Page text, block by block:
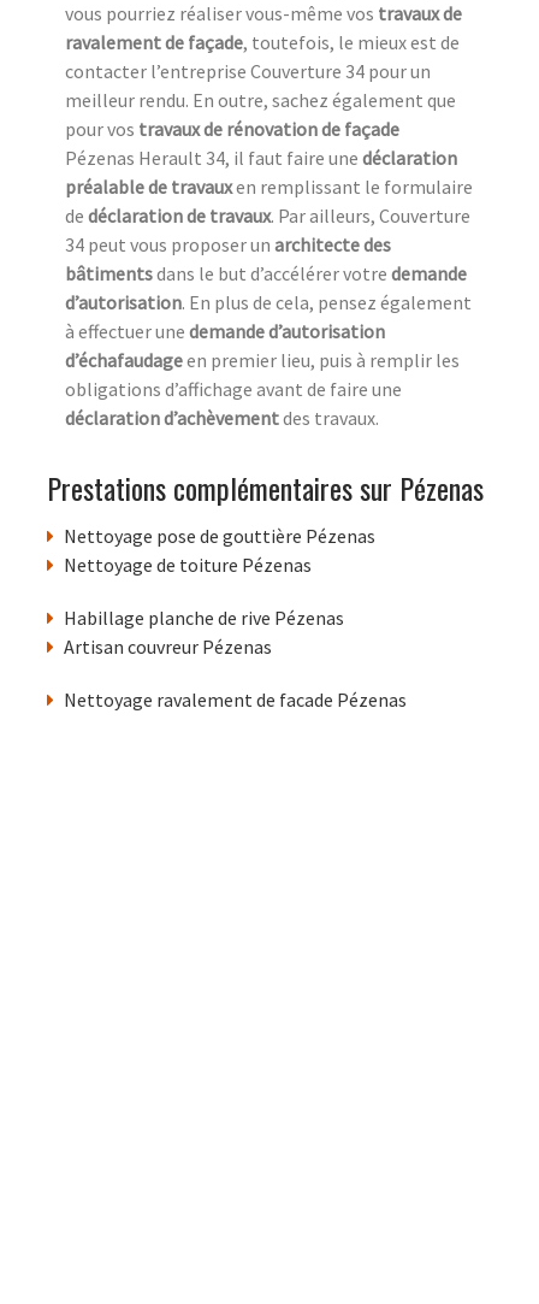
vous pourriez réaliser vous-même vos travaux de
ravalement de façade, toutefois, le mieux est de
contacter l’entreprise Couverture 34 pour un
meilleur rendu. En outre, sachez également que
pour vos travaux de rénovation de façade
Pézenas Herault 34, il faut faire une déclaration
préalable de travauxen remplissant le formulaire
de déclaration de travaux. Par ailleurs, Couverture
34 peut vous proposer un architecte des
bâtimentsdans le but d’accélérer votre demande
d’autorisation. En plus de cela, pensez également
à effectuer une demande d’autorisation
d’échafaudageen premier lieu, puis à remplir les
obligations d’affichage avant de faire une
déclaration d’achèvementdes travaux.
Prestations complémentaires sur Pézenas
Nettoyage pose de gouttière Pézenas
Nettoyage de toiture Pézenas
Habillage planche de rive Pézenas
Artisan couvreur Pézenas
Nettoyage ravalement de facade Pézenas